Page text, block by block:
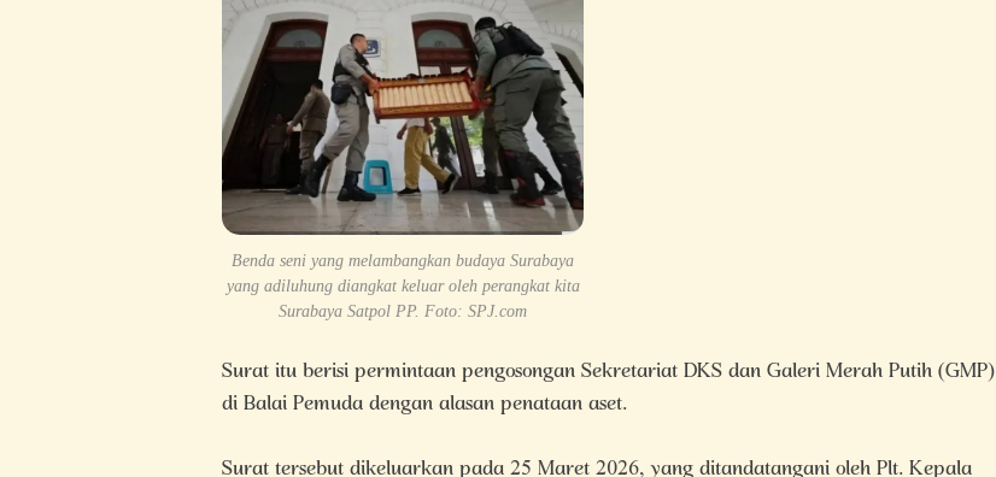
Benda seni yang melambangkan budaya Surabaya
yang adiluhung diangkat keluar oleh perangkat kita
Surabaya Satpol PP. Foto: SPJ.com
Surat itu berisi permintaan pengosongan Sekretariat DKS dan Galeri Merah Putih (GMP)
di Balai Pemuda dengan alasan penataan aset.